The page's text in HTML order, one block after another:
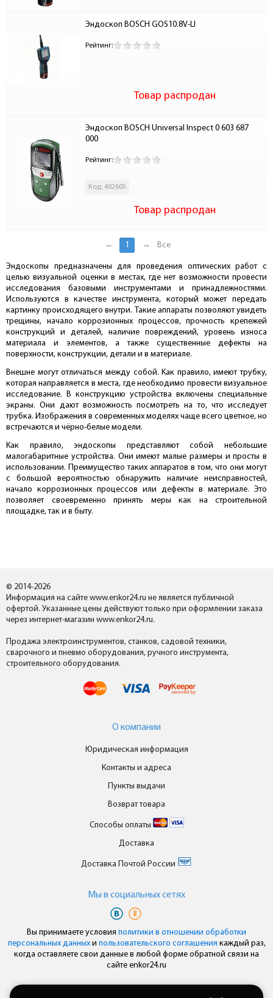
Эндоскоп BOSCH GOS10.8V-LI
Рейтинг:
Товар распродан
Эндоскоп BOSCH Universal Inspect 0 603 687
000
Рейтинг:
Код: 402605
Товар распродан
← 1 → Все
Эндоскопы предназначены для проведения оптических работ с
целью визуальной оценки в местах, где нет возможности провести
исследования базовыми инструментами и принадлежностями.
Используются в качестве инструмента, который может передать
картинку происходящего внутри. Такие аппараты позволяют увидеть
трещины, начало коррозионных процессов, прочность крепежей
конструкций и деталей, наличие повреждений, уровень износа
материала и элементов, а также существенные дефекты на
поверхности, конструкции, детали и в материале.
Внешне могут отличаться между собой. Как правило, имеют трубку,
которая направляется в места, где необходимо провести визуальное
исследование. В конструкцию устройства включены специальные
экраны. Они дают возможность посмотреть на то, что исследует
трубка. Изображения в современных моделях чаще всего цветное, но
встречаются и чёрно-белые модели.
Как правило, эндоскопы представляют собой небольшие
малогабаритные устройства. Они имеют малые размеры и просты в
использовании. Преимущество таких аппаратов в том, что они могут
с большой вероятностью обнаружить наличие неисправностей,
начало коррозионных процессов или дефекты в материале. Это
позволяет своевременно принять меры как на строительной
площадке, так и в быту.
© 2014-2026
Информация на сайте www.enkor24.ru не является публичной
офертой. Указанные цены действуют только при оформлении заказа
через интернет-магазин www.enkor24.ru.
Продажа электроинструментов, станков, садовой техники,
сварочного и пневмо оборудования, ручного инструмента,
строительного оборудования.
О компании
Юридическая информация
Контакты и адреса
Пункты выдачи
Возврат товара
Способы оплаты
Доставка
Доставка Почтой России
Мы в cоциальных сетях
Вы принимаете условия политики в отношении обработки
персональных данныхи пользовательского соглашения каждый раз,
когда оставляете свои данные в любой форме обратной связи на
сайте enkor24.ru